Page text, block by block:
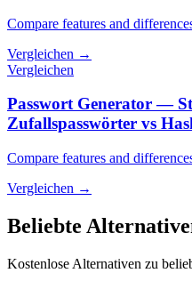
Compare features and
Vergleichen →
Vergleichen
Passwort Generator —
Zufallspasswörter vs
Compare features and
Vergleichen →
Beliebte
Kostenlose Alternativen zu